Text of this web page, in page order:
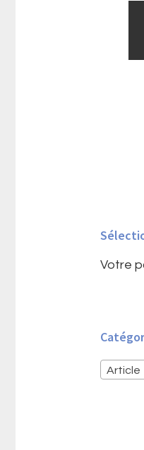
Votre
Article